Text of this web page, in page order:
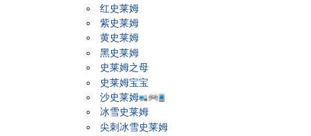
红史莱姆
紫史莱姆
黄史莱姆
黑史莱姆
史莱姆之母
史莱姆宝宝
沙史莱姆
冰雪史莱姆
尖刺冰雪史莱姆